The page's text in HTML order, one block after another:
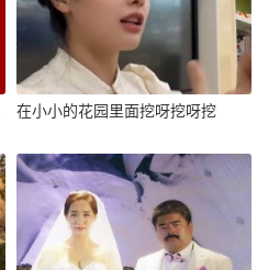
在小小的花园里面挖呀挖呀挖